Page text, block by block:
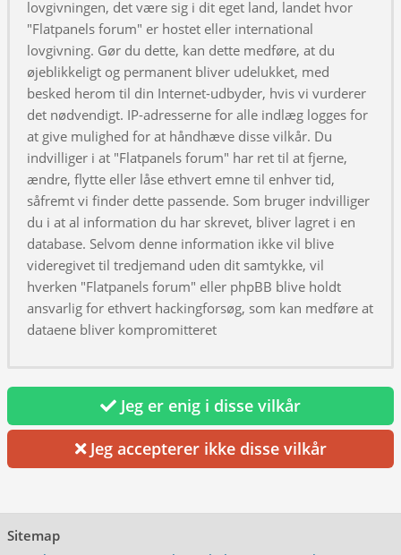
lovgivningen, det være sig i dit eget land, landet hvor
"Flatpanels forum" er hostet eller international
lovgivning. Gør du dette, kan dette medføre, at du
øjeblikkeligt og permanent bliver udelukket, med
besked herom til din Internet-udbyder, hvis vi vurderer
det nødvendigt. IP-adresserne for alle indlæg logges for
at give mulighed for at håndhæve disse vilkår. Du
indvilliger i at "Flatpanels forum" har ret til at fjerne,
ændre, flytte eller låse ethvert emne til enhver tid,
såfremt vi finder dette passende. Som bruger indvilliger
du i at al information du har skrevet, bliver lagret i en
database. Selvom denne information ikke vil blive
videregivet til tredjemand uden dit samtykke, vil
hverken "Flatpanels forum" eller phpBB blive holdt
ansvarlig for ethvert hackingforsøg, som kan medføre at
dataene bliver kompromitteret
Jeg er enig i disse vilkår
Jeg accepterer ikke disse vilkår
Sitemap